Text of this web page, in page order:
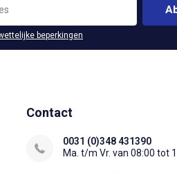
beperkingen
Contact
0031 (0)348 431390
Ma. t/m Vr. van 08:00 tot